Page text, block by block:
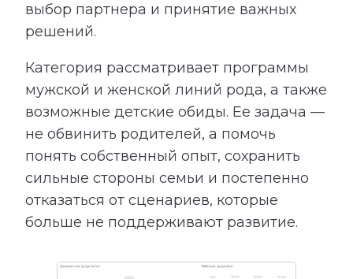
выбор партнера и принятие важных
решений.
Категория рассматривает программы
мужской и женской линий рода, а также
возможные детские обиды. Ее задача —
не обвинить родителей, а помочь
понять собственный опыт, сохранить
сильные стороны семьи и постепенно
отказаться от сценариев, которые
больше не поддерживают развитие.